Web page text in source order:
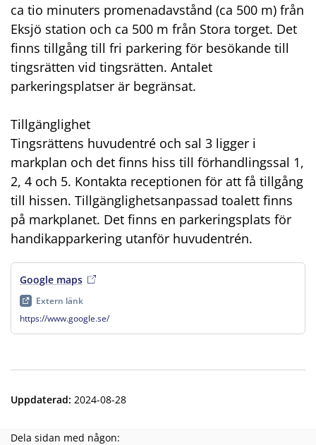
ca tio minuters promenadavstånd (ca 500 m) från
Eksjö station och ca 500 m från Stora torget. Det
finns tillgång till fri parkering för besökande till
tingsrätten vid tingsrätten. Antalet
parkeringsplatser är begränsat.
Tillgänglighet
Tingsrättens huvudentré och sal 3 ligger i
markplan och det finns hiss till förhandlingssal 1,
2, 4 och 5. Kontakta receptionen för att få tillgång
till hissen. Tillgänglighetsanpassad toalett finns
på markplanet. Det finns en parkeringsplats för
handikapparkering utanför huvudentrén.
Google maps , extern länk
Extern länk
https://www.google.se/
Uppdaterad: 2024-08-28
Dela sidan med någon: